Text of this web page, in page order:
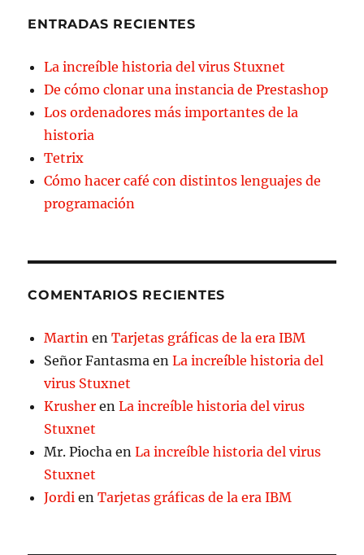
ENTRADAS RECIENTES
La increíble historia del virus Stuxnet
De cómo clonar una instancia de Prestashop
Los ordenadores más importantes de la
historia
Tetrix
Cómo hacer café con distintos lenguajes de
programación
COMENTARIOS RECIENTES
Martin enTarjetas gráficas de la era IBM
Señor Fantasma enLa increíble historia del
virus Stuxnet
Krusher enLa increíble historia del virus
Stuxnet
Mr. Piocha enLa increíble historia del virus
Stuxnet
Jordi enTarjetas gráficas de la era IBM